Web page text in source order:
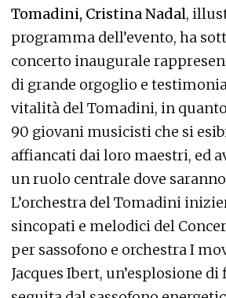
Tomadini, Cristina Nadal,
programma dell’evento, ha
concerto inaugurale
di grande orgoglio e
vitalità del Tomadini, in
90 giovani musicisti che si
affiancati dai loro maestri, ed
un ruolo centrale dove
L’orchestra del Tomadini
sincopati e melodici del
per sassofono e orchestra I
Jacques Ibert, un’esplosione